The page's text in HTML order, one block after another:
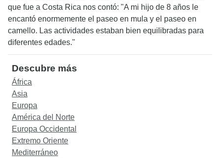
que fue a Costa Rica nos contó: "A mi hijo de 8 años le
encantó enormemente el paseo en mula y el paseo en
camello. Las actividades estaban bien equilibradas para
diferentes edades."
Descubre más
África
Asia
Europa
América del Norte
Europa Occidental
Extremo Oriente
Mediterráneo